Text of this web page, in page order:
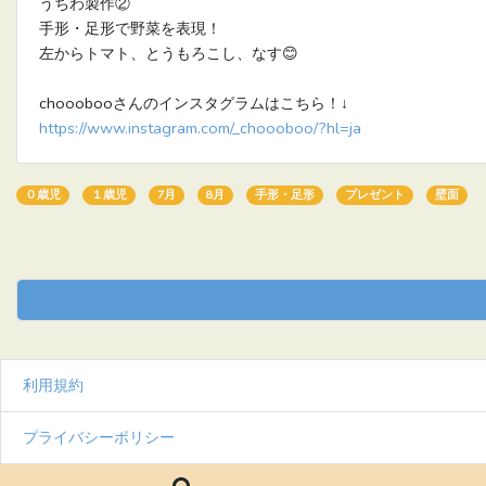
手形・足形で野菜を表現！
左からトマト、とうもろこし、なす😊
chooobooさんのインスタグラムはこちら！↓
https://www.instagram.com/_choooboo/?hl=ja
０歳児 １歳児 7月 8月 手形・足形 プレゼント 壁面
利用規約
プライバシーポリシー